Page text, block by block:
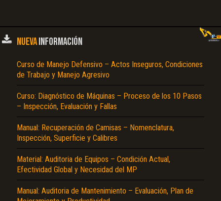
NUEVAINFORMACIÓN
Curso de Manejo Defensivo – Actos Inseguros, Condiciones
de Trabajo y Manejo Agresivo
Curso: Diagnóstico de Máquinas – Proceso de los 10 Pasos
– Inspección, Evaluación y Fallas
Manual: Recuperación de Camisas – Nomenclatura,
Inspección, Superficie y Calibres
Material: Auditoria de Equipos – Condición Actual,
Efectividad Global y Necesidad del MP
Manual: Auditoria de Mantenimiento – Evaluación, Plan de